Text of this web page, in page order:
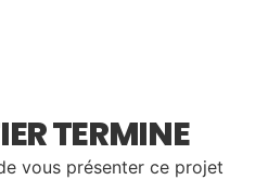
TERMINE
vous présenter ce projet